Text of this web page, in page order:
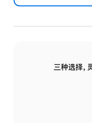
三种选择，